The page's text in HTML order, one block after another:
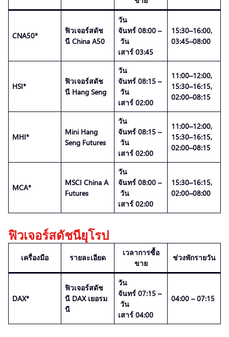
CNA50*
ฟิวเจอร์สดัช
นี China A50
วัน
จันทร์ 08:00 –
วัน
เสาร์ 03:45
15:30–16:00,
03:45–08:00
HSI*
ฟิวเจอร์สดัช
นี Hang Seng
วัน
จันทร์ 08:15 –
วัน
เสาร์ 02:00
11:00–12:00,
15:30–16:15,
02:00–08:15
MHI*
Mini Hang
Seng Futures
วัน
จันทร์ 08:15 –
วัน
เสาร์ 02:00
11:00–12:00,
15:30–16:15,
02:00–08:15
MCA*
MSCI China A
Futures
วัน
จันทร์ 08:00 –
วัน
เสาร์ 02:00
15:30–16:15,
02:00–08:00
ฟิวเจอร์สดัชนียุโรป
เครื่องมือ รายละเอียด
เวลาการซื้อ
ขาย
ช่วงพักรายวัน
DAX*
ฟิวเจอร์สดัช
นี DAX เยอรม
นี
วัน
จันทร์ 07:15 –
วัน
เสาร์ 04:00
04:00 – 07:15